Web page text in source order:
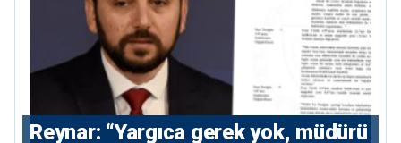
Reynar: “Yargıca gerek yok, müdürü